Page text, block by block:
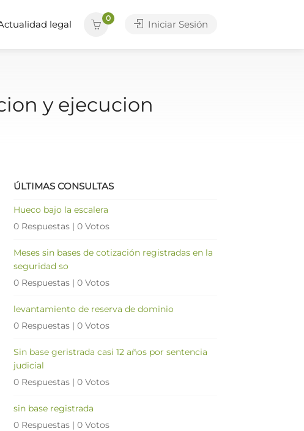
legal
0
Iniciar Sesión
y ejecucion
ÚLTIMAS CONSULTAS
Hueco bajo la escalera
0 Respuestas | 0 Votos
Meses sin bases de cotización registradas en la
seguridad so
0 Respuestas | 0 Votos
levantamiento de reserva de dominio
0 Respuestas | 0 Votos
Sin base geristrada casi 12 años por sentencia
judicial
0 Respuestas | 0 Votos
sin base registrada
0 Respuestas | 0 Votos